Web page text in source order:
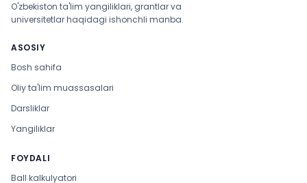
O'zbekiston ta'lim yangiliklari, grantlar va
universitetlar haqidagi ishonchli manba.
ASOSIY
Bosh sahifa
Oliy ta'lim muassasalari
Darsliklar
Yangiliklar
FOYDALI
Ball kalkulyatori